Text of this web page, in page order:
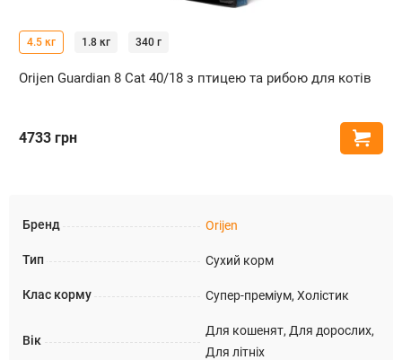
Бренд Orijen
Тип Сухий корм
Клас корму Супер-преміум, Холістик
Вік
Для кошенят, Для дорослих,
Для літніх
4.5 кг 1.8 кг 340 г
Orijen Guardian 8 Cat 40/18 з птицею та рибою для котів
4733 грн